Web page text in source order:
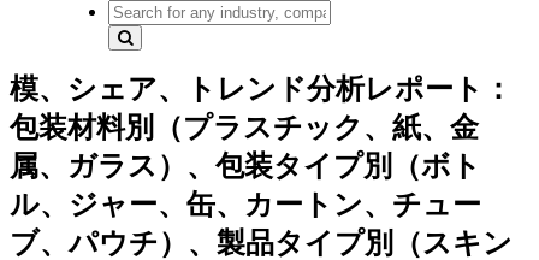
模、シェア、トレンド分析レポート：
包装材料別（プラスチック、紙、金
属、ガラス）、包装タイプ別（ボト
ル、ジャー、缶、カートン、チュー
ブ、パウチ）、製品タイプ別（スキン